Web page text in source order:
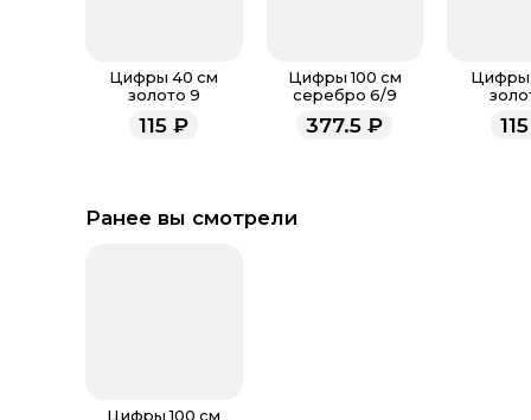
Цифры 40 см
золото 9
115 ₽
Цифры 100 см
серебро 6/9
377.5 ₽
Цифры
115
Ранее вы смотрели
Цифры 100 см